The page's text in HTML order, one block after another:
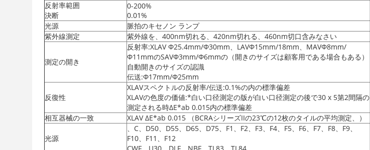
反射率範囲
決断
0-200%
0.01%
光源
脈拍のキセノン ランプ
紫外線測定
紫外線を、400nm切れる、420nm切れる、460nm切口含みなさい
測定の開き
反射率:XLAV Φ25.4mm/Φ30mm、LAVΦ15mm/18mm、MAVΦ8mm/
Φ11mmのSAVΦ3mm/Φ6mmの（開きのサイズは顧客用である場合もある）
自動開きのサイズの認識
伝送:Φ17mm/Φ25mm
反復性
XLAVスペクトルの反射率/伝送:0.1%の内の標準偏差
XLAVの色度の価値:*白い口径測定の版が白い口径測定の後で30 x 5第2間隔の
測定される時ΔE*ab 0.015内の標準偏差
相互器械の一致
XLAV ΔE*ab 0.015 （BCRAシリーズIIの23℃の12枚のタイルの平均測定、）
光源
、C、D50、D55、D65、D75、F1、F2、F3、F4、F5、F6、F7、F8、F9、
F10、F11、F12